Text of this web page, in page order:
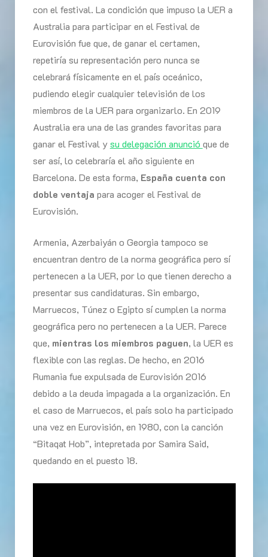
con el festival. La condición que impuso la UER a
Australia para participar en el Festival de
Eurovisión fue que, de ganar el certamen,
repetiría su representación pero nunca se
celebrará físicamente en el país oceánico,
pudiendo elegir cualquier televisión de los
miembros de la UER para organizarlo. En 2019
Australia era una de las grandes favoritas para
ganar el Festival ysu delegación anunció que de
ser así, lo celebraría el año siguiente en
Barcelona. De esta forma, España cuenta con
doble ventaja para acoger el Festival de
Eurovisión.
Armenia, Azerbaiyán o Georgia tampoco se
encuentran dentro de la norma geográfica pero sí
pertenecen a la UER, por lo que tienen derecho a
presentar sus candidaturas. Sin embargo,
Marruecos, Túnez o Egipto sí cumplen la norma
geográfica pero no pertenecen a la UER. Parece
que, mientras los miembros paguen, la UER es
flexible con las reglas. De hecho, en 2016
Rumania fue expulsada de Eurovisión 2016
debido a la deuda impagada a la organización. En
el caso de Marruecos, el país solo ha participado
una vez en Eurovisión, en 1980, con la canción
“Bitaqat Hob”, intepretada por Samira Said,
quedando en el puesto 18.